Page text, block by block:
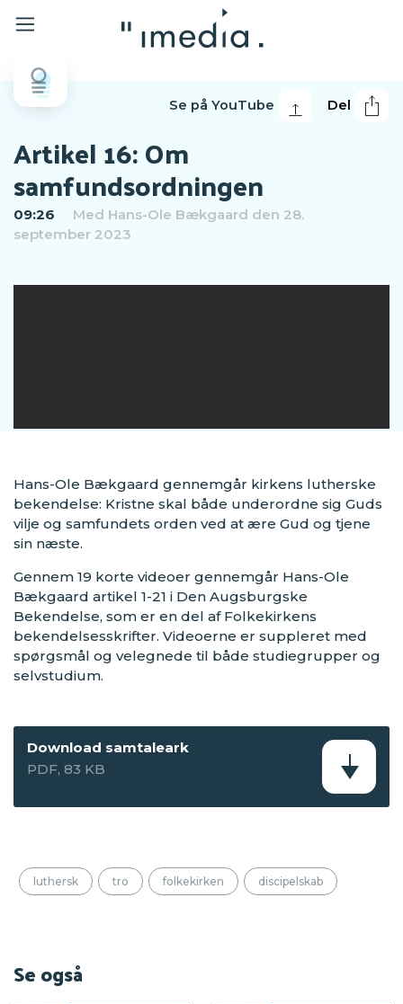
Del
Se på YouTube
Artikel 16: Om
samfundsordningen
09:26 Med Hans-Ole Bækgaard den 28.
september 2023
Hans-Ole Bækgaard gennemgår kirkens lutherske
bekendelse: Kristne skal både underordne sig Guds
vilje og samfundets orden ved at ære Gud og tjene
sin næste.
Gennem 19 korte videoer gennemgår Hans-Ole
Bækgaard artikel 1-21 i Den Augsburgske
Bekendelse, som er en del af Folkekirkens
bekendelsesskrifter. Videoerne er suppleret med
spørgsmål og velegnede til både studiegrupper og
selvstudium.
Download samtaleark
PDF, 83 KB
luthersk tro folkekirken discipelskab
Se også